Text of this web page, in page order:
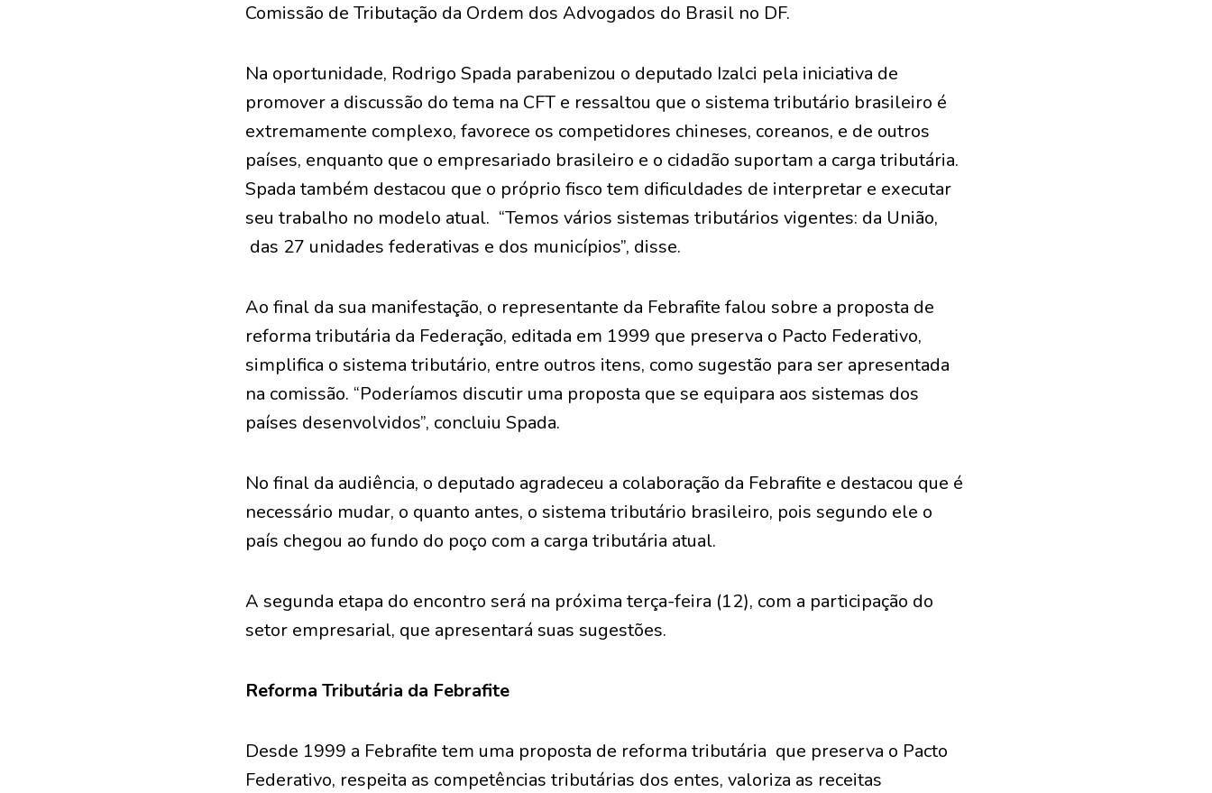
Comissão de Tributação da Ordem dos Advogados do Brasil no DF.
Na oportunidade, Rodrigo Spada parabenizou o deputado Izalci pela iniciativa de
promover a discussão do tema na CFT e ressaltou que o sistema tributário brasileiro é
extremamente complexo, favorece os competidores chineses, coreanos, e de outros
países, enquanto que o empresariado brasileiro e o cidadão suportam a carga tributária.
Spada também destacou que o próprio fisco tem dificuldades de interpretar e executar
seu trabalho no modelo atual. “Temos vários sistemas tributários vigentes: da União,
das 27 unidades federativas e dos municípios”, disse.
Ao final da sua manifestação, o representante da Febrafite falou sobre a proposta de
reforma tributária da Federação, editada em 1999 que preserva o Pacto Federativo,
simplifica o sistema tributário, entre outros itens, como sugestão para ser apresentada
na comissão. “Poderíamos discutir uma proposta que se equipara aos sistemas dos
países desenvolvidos”, concluiu Spada.
No final da audiência, o deputado agradeceu a colaboração da Febrafite e destacou que é
necessário mudar, o quanto antes, o sistema tributário brasileiro, pois segundo ele o
país chegou ao fundo do poço com a carga tributária atual.
A segunda etapa do encontro será na próxima terça-feira (12), com a participação do
setor empresarial, que apresentará suas sugestões.
Reforma Tributária da Febrafite
Desde 1999 a Febrafite tem uma proposta de reforma tributária que preserva o Pacto
Federativo, respeita as competências tributárias dos entes, valoriza as receitas